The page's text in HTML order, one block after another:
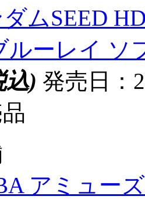
ムSEED
ルーレイ ソ
込) 発売日：
アミュー